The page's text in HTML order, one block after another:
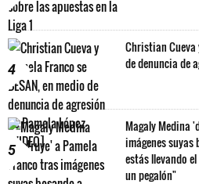
4
Christian Cueva
de denuncia de
5
Magaly Medina
imágenes suyas
estás llevando
un pegalón"